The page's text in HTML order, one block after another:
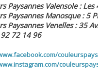
Paysannes Valensole :
Paysannes Manosque : 5
Paysannes Venelles : 35
72 14 96